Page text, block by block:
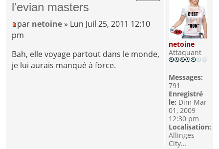
l'evian masters
par netoine » Lun Juil 25, 2011 12:10
pm
Bah, elle voyage partout dans le monde,
je lui aurais manqué à force.
netoine
Attaquant
Messages:
791
Enregistré
le: Dim Mar
01, 2009
12:30 pm
Localisation:
Allinges
City...